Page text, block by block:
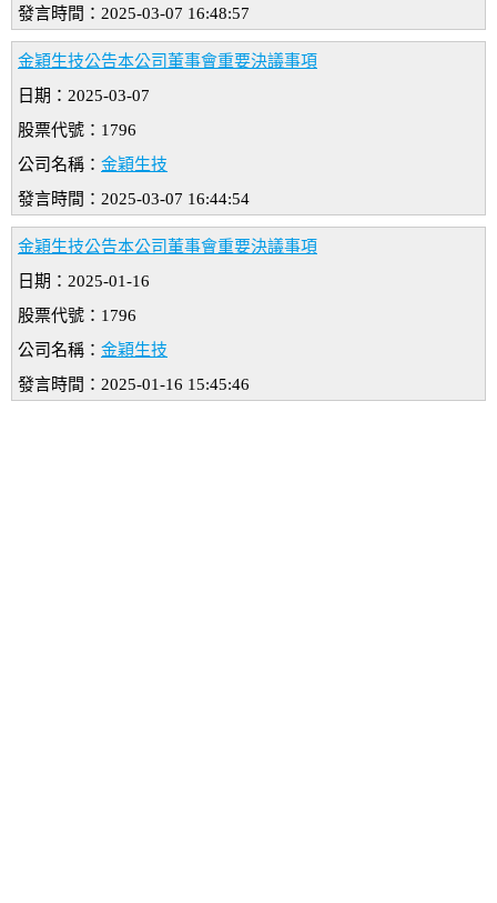
發言時間：2025-03-07 16:48:57
金穎生技公告本公司董事會重要決議事項
日期：2025-03-07
股票代號：1796
公司名稱： 金穎生技
發言時間：2025-03-07 16:44:54
金穎生技公告本公司董事會重要決議事項
日期：2025-01-16
股票代號：1796
公司名稱： 金穎生技
發言時間：2025-01-16 15:45:46